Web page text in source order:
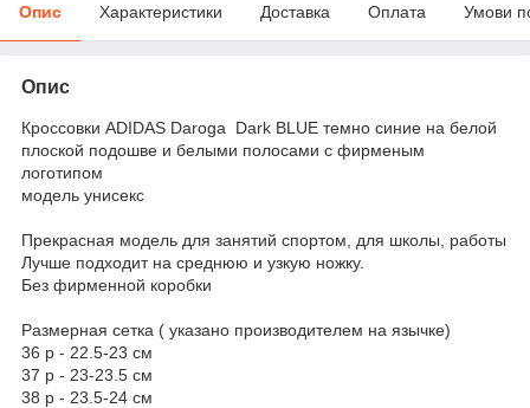
Опис Характеристики Доставка Оплата Умови
Опис
Кроссовки ADIDAS Daroga Dark BLUE темно синие на белой
плоской подошве и белыми полосами с фирменым
логотипом
модель унисекс
Прекрасная модель для занятий спортом, для школы, работы
Лучше подходит на среднюю и узкую ножку.
Без фирменной коробки
Размерная сетка ( указано производителем на язычке)
36 р - 22.5-23 см
37 р - 23-23.5 см
38 р - 23.5-24 см